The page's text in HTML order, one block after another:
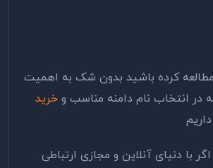
مطالعه کرده باشید بدون شک به اهمیت
در انتخاب نام دامنه مناسب و خرید
داریم
با دنیای آنلاین و مجازی ارتباطی